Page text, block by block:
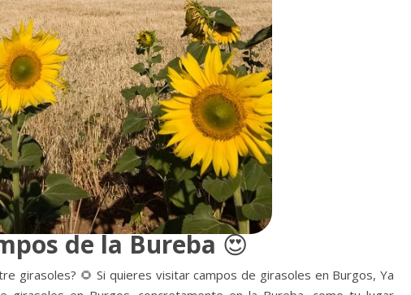
de la Bureba😍
girasoles? 🌻 Si quieres visitar campos de girasoles en Burgos, Ya